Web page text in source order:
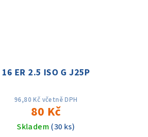
16 ER 2.5 ISO G J25P
96,80 Kč včetně DPH
80 Kč
Skladem (30 ks)